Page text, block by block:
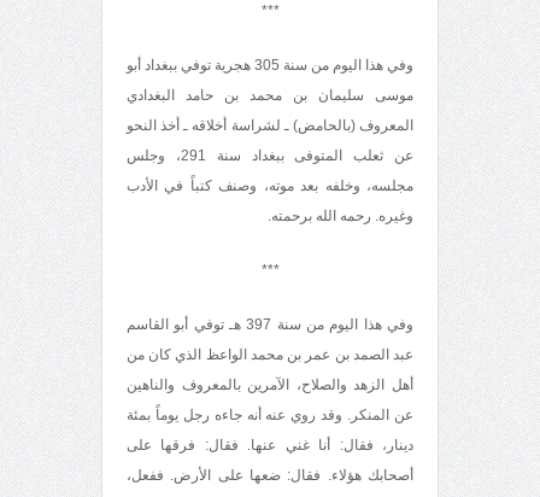
***
وفي هذا اليوم من سنة 305 هجرية توفي ببغداد أبو
موسى سليمان بن محمد بن حامد البغدادي
المعروف (بالحامض) ـ لشراسة أخلاقه ـ أخذ النحو
عن ثعلب المتوفى ببغداد سنة 291، وجلس
مجلسه، وخلفه بعد موته، وصنف كتباً في الأدب
وغيره. رحمه الله برحمته.
***
وفي هذا اليوم من سنة 397 هـ توفي أبو القاسم
عبد الصمد بن عمر بن محمد الواعظ الذي كان من
أهل الزهد والصلاح، الآمرين بالمعروف والناهين
عن المنكر. وقد روي عنه أنه جاءه رجل يوماً بمئة
دينار، فقال: أنا غني عنها. فقال: فرقها على
أصحابك هؤلاء. فقال: ضعها على الأرض. ففعل،